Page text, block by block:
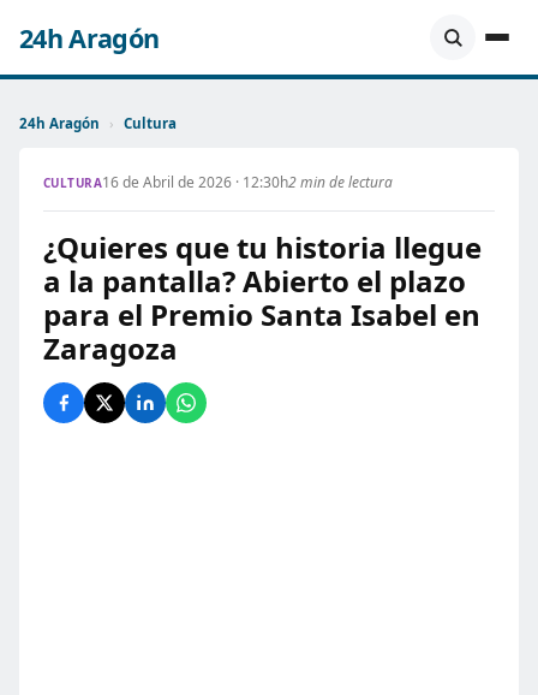
24h Aragón
24h Aragón › Cultura
CULTURA16 de Abril de 2026 · 12:30h2 min de lectura
¿Quieres que tu historia llegue
a la pantalla? Abierto el plazo
para el Premio Santa Isabel en
Zaragoza